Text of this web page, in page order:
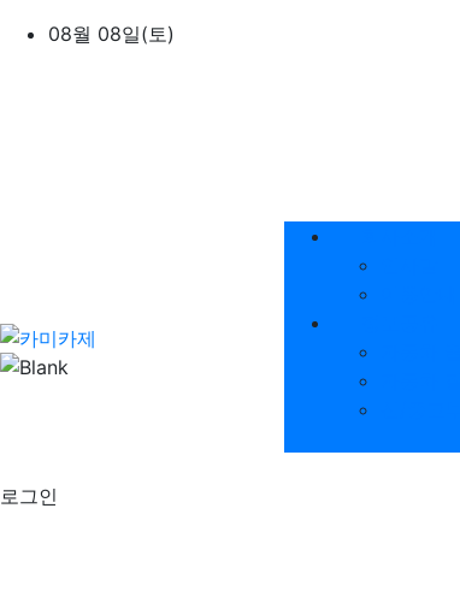
상단 네비
08월 08일(토)
메인 메뉴
로그인